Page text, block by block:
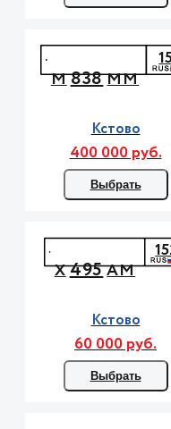
М838ММ
Кстово
400 000 руб.
Выбрать
Х495АМ
Кстово
60 000 руб.
Выбрать